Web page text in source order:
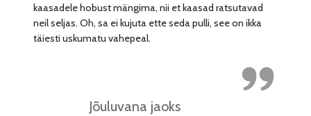
kaasadele hobust mängima, nii et kaasad ratsutavad
neil seljas. Oh, sa ei kujuta ette seda pulli, see on ikka
täiesti uskumatu vahepeal.
Jõuluvana jaoks